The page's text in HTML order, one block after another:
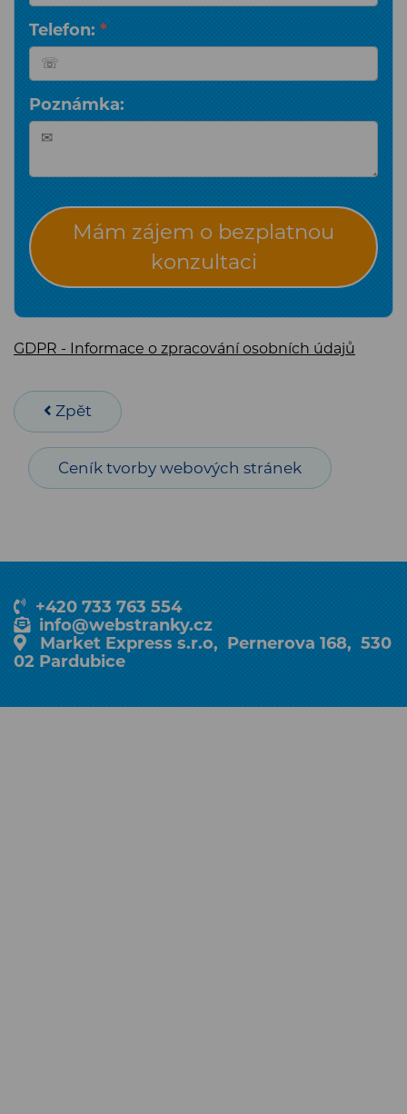
Telefon: *
Poznámka:
Mám zájem o bezplatnou
konzultaci
GDPR - Informace o zpracování osobních údajů
Zpět
Ceník tvorby webových stránek
+420 733 763 554
info@webstranky.cz
Market Express s.r.o, Pernerova 168, 530
02 Pardubice